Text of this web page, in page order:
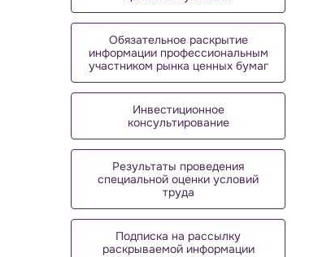
Обязательное раскрытие
информации профессиональным
участником рынка ценных бумаг
Инвестиционное
консультирование
Результаты проведения
специальной оценки условий
труда
Подписка на рассылку
раскрываемой информации